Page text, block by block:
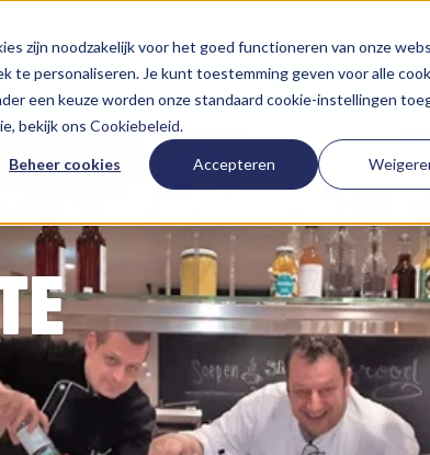
zijn noodzakelijk voor het goed functioneren van onze
personaliseren. Je kunt toestemming geven voor alle
een keuze worden onze standaard cookie-instellingen
bekijk ons Cookiebeleid.
Beheer cookies Accepteren